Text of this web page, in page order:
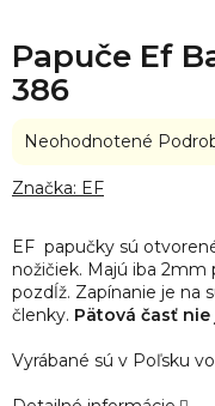
Papuče Ef
386
EF papučky sú
nožičiek. Majú iba 2mm
pozdĺž. Zapínanie je na
členky. Pätová časť nie
Vyrábané sú v Poľsku
Priemerné
produktu
z
5
hviezdičiek.
Neohodnotené
Značka: EF